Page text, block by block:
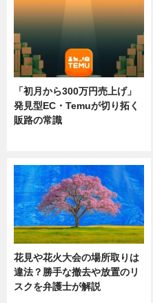
「初月から300万円売上げ」
発見型EC・Temuが切り拓く
販路の常識
花見や花火大会の場所取りは
違法？勝手な撤去や放置のリ
スクを弁護士が解説